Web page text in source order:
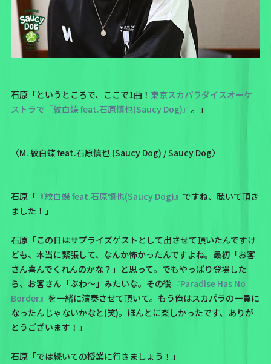
石原「というところで、ここで1曲！ 東京スカパラダイスオーケ
ストラで『紋白蝶 feat.石原慎也(Saucy Dog)』 。」
〈M. 紋白蝶 feat.石原慎也 (Saucy Dog) / Saucy Dog〉
石原「『紋白蝶 feat.石原慎也(Saucy Dog)』 ですね、聴いて頂き
ました！」
石原「この日はサプライズゲストとして出させて頂いたんですけ
ども、本当に緊張して、なんか怖かったんですよね。最初「お客
さん喜んでくれんのかな？」と思って。でもやっぱり登場した
ら、お客さん「ぶわ～」みたいな。その後 『Paradise Has No
Border』 を一緒に演奏させて頂いて。もう俺はスカパラの一員に
なったんじゃないかなと(笑)。ほんとに楽しかったです、ありが
とうございます！」
石原「では続いての授業に行きましょう！」